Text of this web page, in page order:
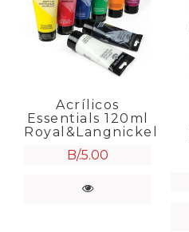
Acrílicos
Essentials 120ml
Royal&Langnickel
B/.5.00